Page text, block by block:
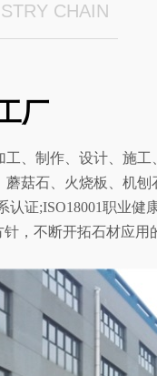
厂
、制作、设计、施
菇石、火烧板、机
认证;ISO18001职业
，不断开拓石材应
CHAIN